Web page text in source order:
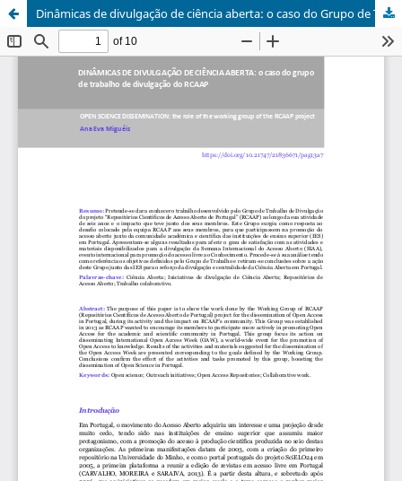
Dinâmicas de divulgação de ciência aberta: o caso do Grupo de Trabalho de Divulgação do RCAAP